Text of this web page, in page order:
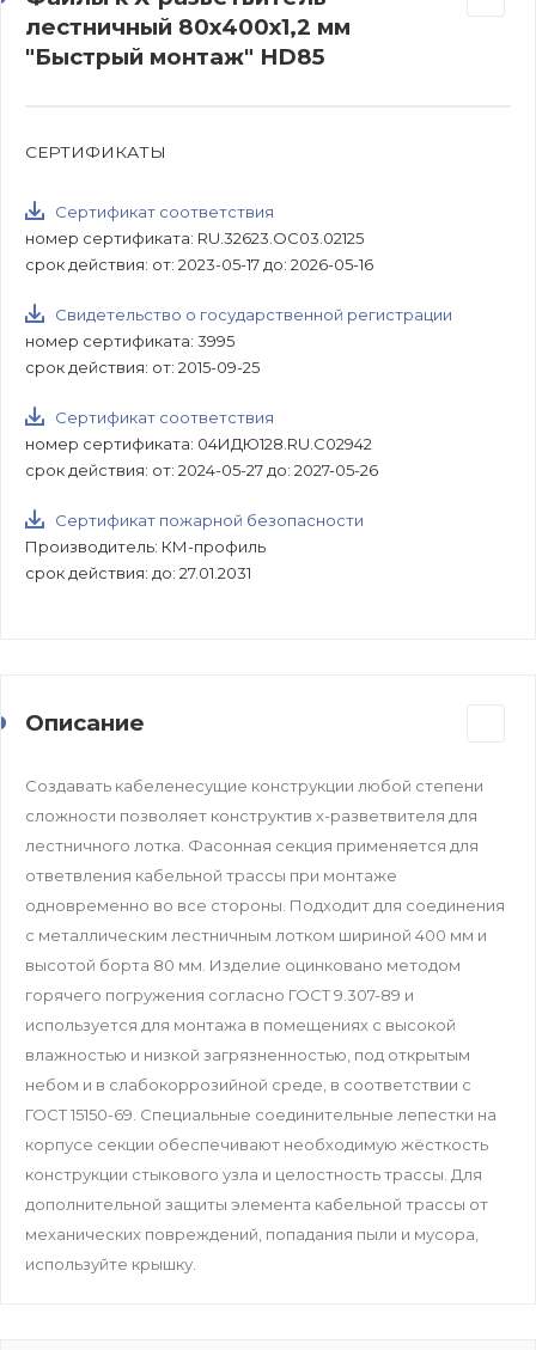
лестничный 80х400х1,2 мм
"Быстрый монтаж" HD85
СЕРТИФИКАТЫ
Сертификат соответствия
номер сертификата: RU.32623.ОС03.02125
срок действия: от: 2023-05-17 до: 2026-05-16
Свидетельство о государственной регистрации
номер сертификата: 3995
срок действия: от: 2015-09-25
Сертификат соответствия
номер сертификата: 04ИДЮ128.RU.С02942
срок действия: от: 2024-05-27 до: 2027-05-26
Сертификат пожарной безопасности
Производитель: КМ-профиль
срок действия: до: 27.01.2031
Описание
Создавать кабеленесущие конструкции любой степени
сложности позволяет конструктив х-разветвителя для
лестничного лотка. Фасонная секция применяется для
ответвления кабельной трассы при монтаже
одновременно во все стороны. Подходит для соединения
c металлическим лестничным лотком шириной 400 мм и
высотой борта 80 мм. Изделие оцинковано методом
горячего погружения согласно ГОСТ 9.307-89 и
используется для монтажа в помещениях с высокой
влажностью и низкой загрязненностью, под открытым
небом и в слабокоррозийной среде, в соответствии с
ГОСТ 15150-69. Специальные соединительные лепестки на
корпусе секции обеспечивают необходимую жёсткость
конструкции стыкового узла и целостность трассы. Для
дополнительной защиты элемента кабельной трассы от
механических повреждений, попадания пыли и мусора,
используйте крышку.